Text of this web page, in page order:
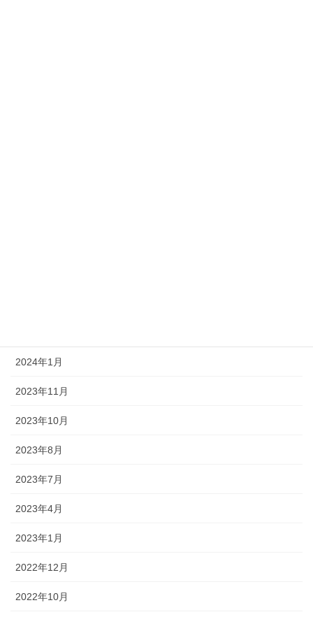
2024年1月
2023年11月
2023年10月
2023年8月
2023年7月
2023年4月
2023年1月
2022年12月
2022年10月